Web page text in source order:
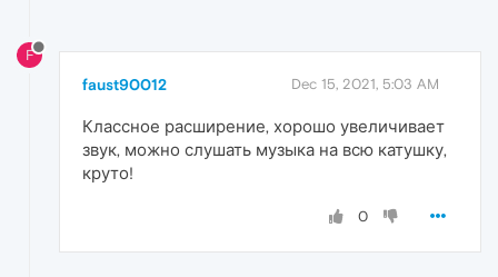
F
faust90012 Dec 15, 2021, 5:03 AM
Классное расширение, хорошо увеличивает
звук, можно слушать музыка на всю катушку,
круто!
0